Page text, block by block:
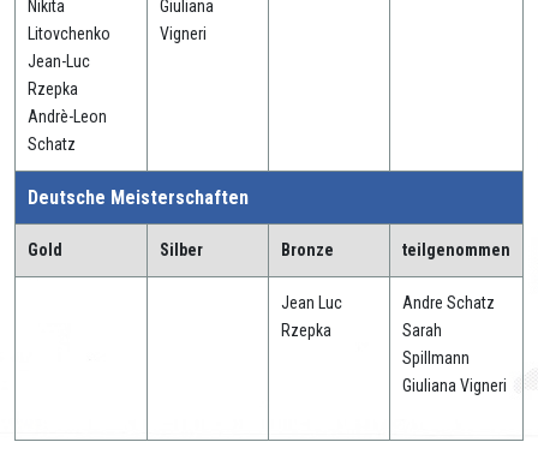
Nikita
Litovchenko
Jean-Luc
Rzepka
Andrè-Leon
Schatz
Giuliana
Vigneri
Deutsche Meisterschaften
Gold Silber Bronze teilgenommen
Jean Luc
Rzepka
Andre Schatz
Sarah
Spillmann
Giuliana Vigneri